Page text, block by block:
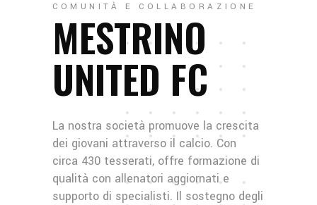
COMUNITÀ E COLLABORAZIONE
MESTRINO
UNITED FC
La nostra società promuove la crescita
dei giovani attraverso il calcio. Con
circa 430 tesserati, offre formazione di
qualità con allenatori aggiornati e
supporto di specialisti. Il sostegno degli